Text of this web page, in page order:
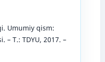
Umumiy qism:
– T.: TDYU, 2017. –